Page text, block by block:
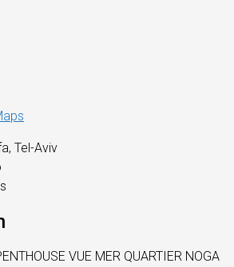
Tel-Aviv
VUE MER QUARTIER NOGA